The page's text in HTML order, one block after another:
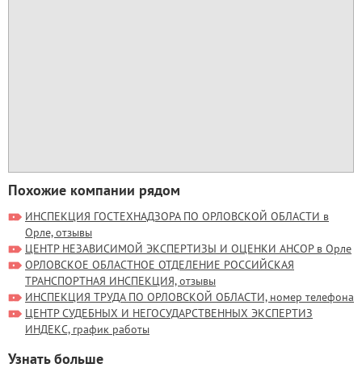
Похожие компании рядом
ИНСПЕКЦИЯ ГОСТЕХНАДЗОРА ПО ОРЛОВСКОЙ ОБЛАСТИ в
Орле, отзывы
ЦЕНТР НЕЗАВИСИМОЙ ЭКСПЕРТИЗЫ И ОЦЕНКИ АНСОР в Орле
ОРЛОВСКОЕ ОБЛАСТНОЕ ОТДЕЛЕНИЕ РОССИЙСКАЯ
ТРАНСПОРТНАЯ ИНСПЕКЦИЯ, отзывы
ИНСПЕКЦИЯ ТРУДА ПО ОРЛОВСКОЙ ОБЛАСТИ, номер телефона
ЦЕНТР СУДЕБНЫХ И НЕГОСУДАРСТВЕННЫХ ЭКСПЕРТИЗ
ИНДЕКС, график работы
Узнать больше